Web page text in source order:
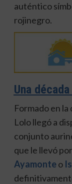
auténtico
rojinegro.
Una
Formado en
Lolo llegó a
conjunto
que le llevó
Ayamonteo